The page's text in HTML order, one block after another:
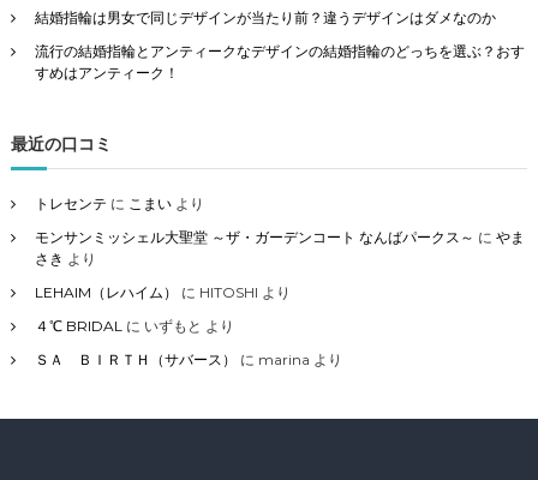
結婚指輪は男女で同じデザインが当たり前？違うデザインはダメなのか
流行の結婚指輪とアンティークなデザインの結婚指輪のどっちを選ぶ？おす
すめはアンティーク！
最近の口コミ
トレセンテ に こまいより
モンサンミッシェル大聖堂 ～ザ・ガーデンコート なんばパークス～ に やま
さき より
LEHAIM（レハイム）
に HITOSHI より
４℃ BRIDALに いずもと より
ＳＡ ＢＩＲＴＨ（サバース）
に marina より